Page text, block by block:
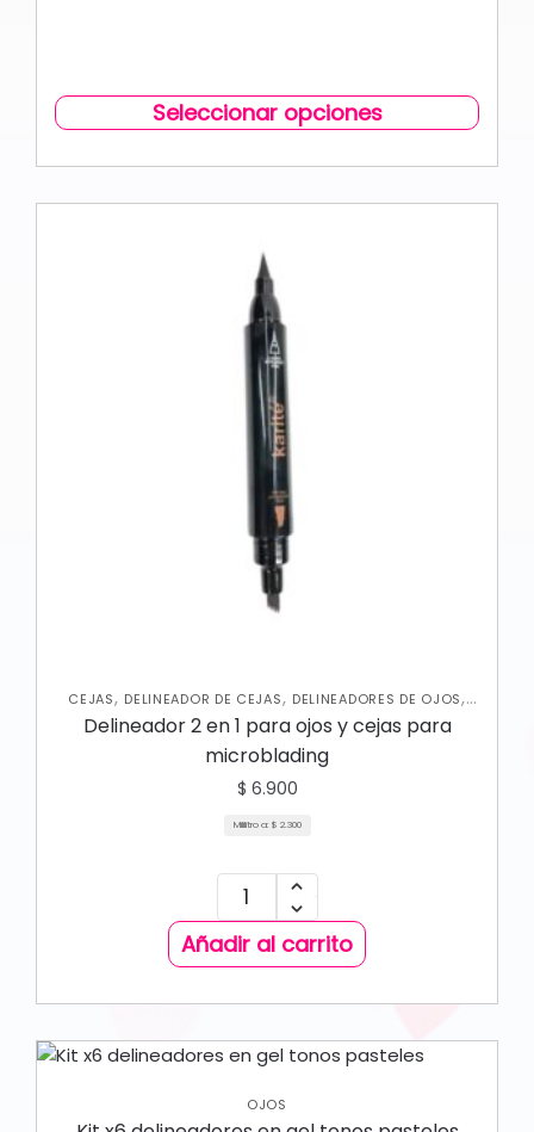
Seleccionar opciones
CEJAS, DELINEADOR DE CEJAS, DELINEADORES DE OJOS,
OJOS
Delineador 2 en 1 para ojos y cejas para
microblading
$ 6.900
Mililitro a: $ 2.300
Añadir al carrito
OJOS